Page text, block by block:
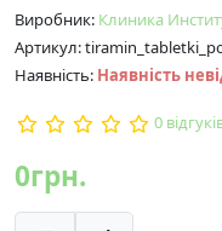
Виробник: Клиника
Артикул:
Наявність: Наявність
0
0грн.